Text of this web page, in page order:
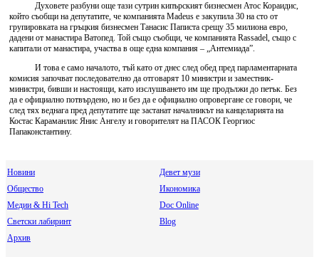
Духовете разбуни още тази сутрин кипърският бизнесмен Атос Кораидис,
който съобщи на депутатите, че компанията Madeus е закупила 30 на сто от
групировката на гръцкия бизнесмен Танасис Паписта срещу 35 милиона евро,
дадени от манастира Ватопед. Той също съобщи, че компанията Rassadel, също с
капитали от манастира, участва в още една компания – „Антемиада”.
И това е само началото, тъй като от днес след обед пред парламентарната
комисия започват последователно да отговарят 10 министри и заместник-
министри, бивши и настоящи, като изслушването им ще продължи до петък. Без
да е официално потвърдено, но и без да е официално опровергане се говори, че
след тях веднага пред депутатите ще застанат началникът на канцеларията на
Костас Караманлис Янис Ангелу и говорителят на ПАСОК Георгиос
Папаконстантину.
Новини
Девет музи
Общество
Икономика
Медии & Hi Tech
Doc Online
Светски лабиринт
Blog
Архив